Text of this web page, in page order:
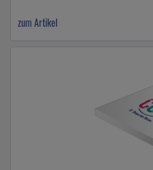
zum Artikel